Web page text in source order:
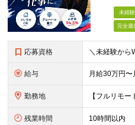
未経
完全週
応募資格
給与
勤務地
残業時間 10時間以内